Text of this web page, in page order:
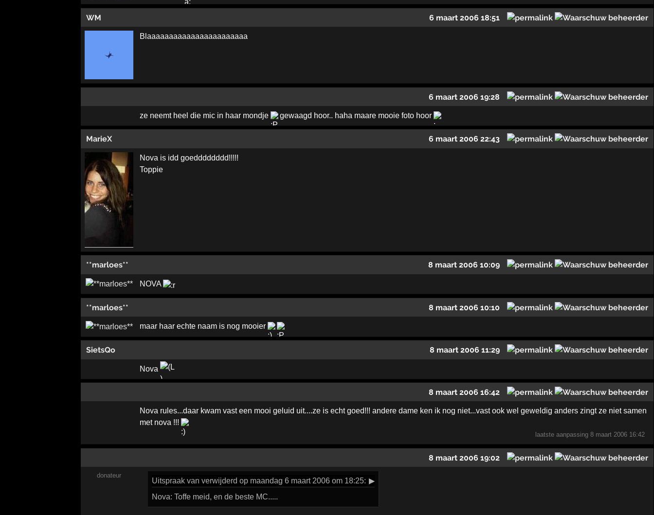
WM 6 maart 2006 18:51
Blaaaaaaaaaaaaaaaaaaaaaaa
6 maart 2006 19:28
ze neemt heel die mic in haar mondje gewaagd hoor.. haha maare mooie foto hoor
MarieX 6 maart 2006 22:43
Nova is idd goedddddddd!!!!!
Toppie
**marloes** 8 maart 2006 10:09
NOVA
**marloes** 8 maart 2006 10:10
maar haar echte naam is nog mooier
SietsQo 8 maart 2006 11:29
Nova
8 maart 2006 16:42
Nova rules...daar kwam vast een mooi geluid uit....ze is echt goed!!! andere dame ken ik nog niet...vast ook wel geweldig anders zingt ze niet samen
met nova !!!
laatste aanpassing 8 maart 2006 16:42
8 maart 2006 19:02
donateur
Uitspraakvan verwijderd op maandag 6 maart 2006 om 18:25: ▶
Nova: Toffe meid, en de beste MC.....